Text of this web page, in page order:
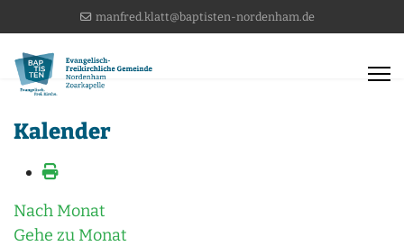
manfred.klatt@baptisten-nordenham.de
Kalender
Nach Monat
Gehe zu Monat